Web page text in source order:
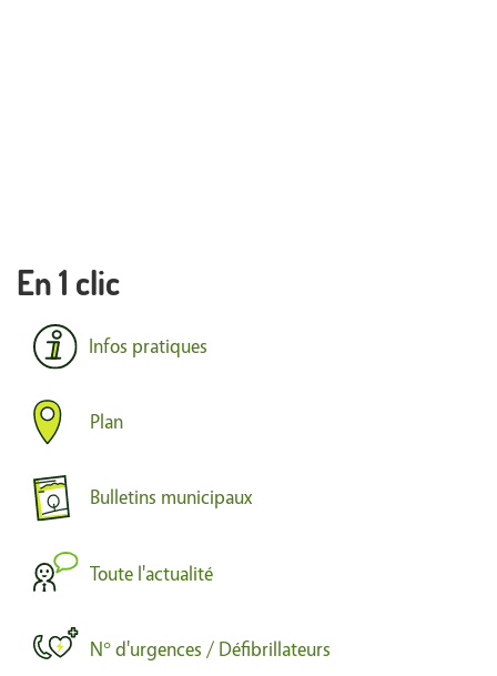
En 1 clic
Infos pratiques
Plan
Bulletins municipaux
Toute l'actualité
N° d'urgences / Défibrillateurs